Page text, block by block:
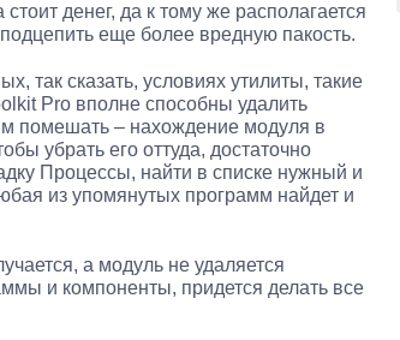
денег, да к тому же располагается
еще более вредную пакость.
так сказать, условиях утилиты, такие
Pro вполне способны удалить
помешать – нахождение модуля в
убрать его оттуда, достаточно
Процессы, найти в списке нужный и
из упомянутых программ найдет и
а модуль не удаляется
и компоненты, придется делать все